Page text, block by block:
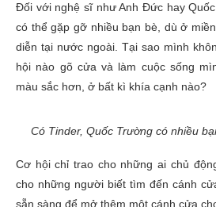
Đối với nghệ sĩ như Anh Đức hay
có thể gặp gỡ nhiều bạn bè, dù ở
diễn tại nước ngoài. Tại sao mình
hội nào gõ cửa và làm cuộc sống
màu sắc hơn, ở bất kì khía cạnh nào?
Có Tinder, Quốc Trường có nhiều
Cơ hội chỉ trao cho những ai chủ
cho những người biết tìm đến cánh
sẵn sàng để mở thêm một cánh cửa